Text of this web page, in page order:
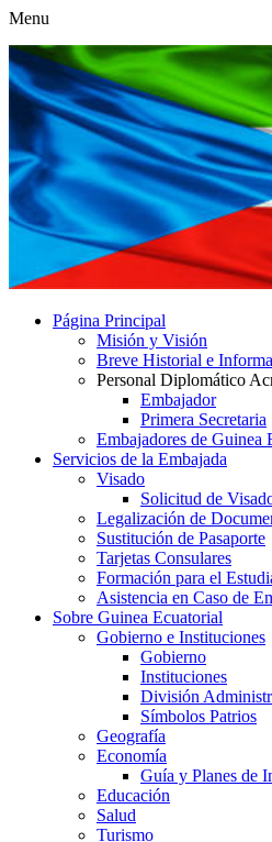
Menu
Página Principal
Misión y Visión
Breve Historial e
Personal Diplomático
Embajador
Primera Secretaria
Embajadores de Guinea
Servicios de la Embajada
Visado
Solicitud de
Legalización de
Sustitución de Pasaporte
Tarjetas Consulares
Formación para el
Asistencia en Caso de
Sobre Guinea Ecuatorial
Gobierno e Instituciones
Gobierno
Instituciones
División
Símbolos Patrios
Geografía
Economía
Guía y Planes de
Educación
Salud
Turismo